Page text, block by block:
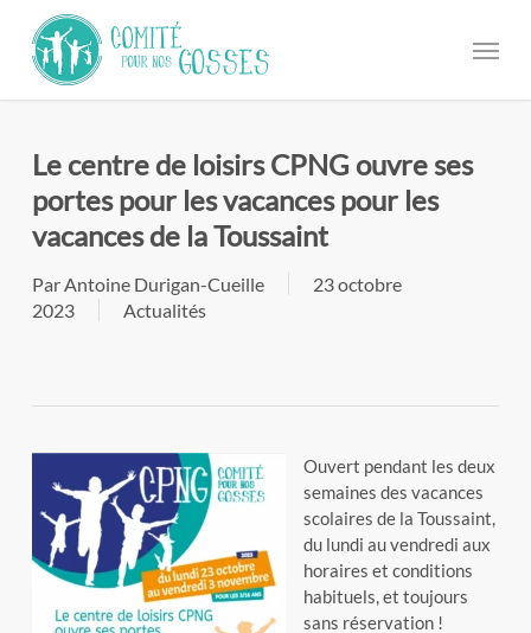
contenu
principal
Menu
Le centre de loisirs CPNG ouvre ses
portes pour les vacances pour les
vacances de la Toussaint
ParAntoine Durigan-Cueille
23 octobre
2023
Actualités
Ouvert pendant les deux
semaines des vacances
scolaires de la Toussaint,
du lundi au vendredi aux
horaires et conditions
habituels, et toujours
sans réservation !